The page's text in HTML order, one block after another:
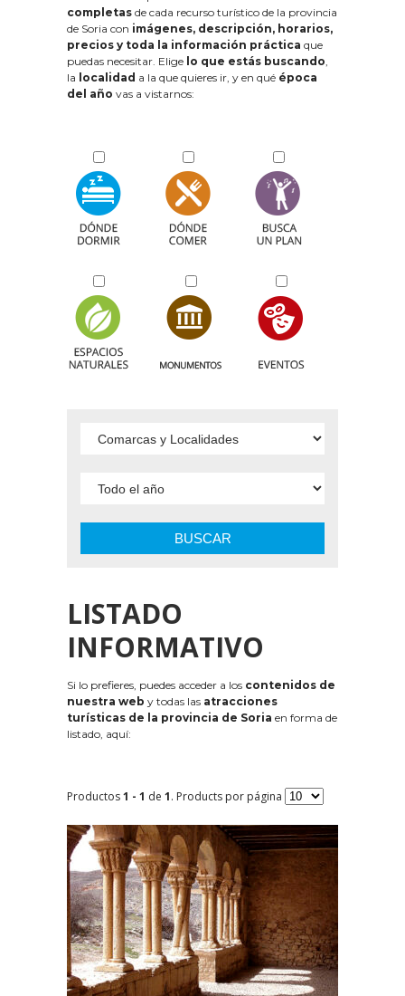
completas de cada recurso turístico de la provincia
de Soria con imágenes, descripción, horarios,
precios y toda la información práctica que
puedas necesitar. Elige lo que estás buscando,
la localidad a la que quieres ir, y en qué época
del año vas a vistarnos:
BUSCAR
LISTADO
INFORMATIVO
Si lo prefieres, puedes acceder a los contenidos de
nuestra web y todas las atracciones
turísticas de la provincia de Soria en forma de
listado, aquí:
Productos1 - 1 de 1. Products por página